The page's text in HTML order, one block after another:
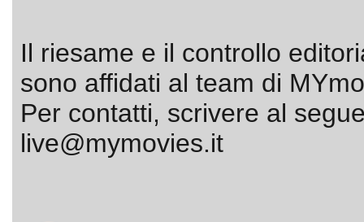
Il riesame e il controllo
sono affidati al team di
Per contatti, scrivere al
live@mymovies.it